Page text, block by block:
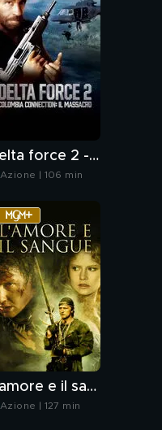
Delta force 2 - Colombia connection: il massacro
Azione | 106 min
L'amore e il sangue
Azione | 127 min